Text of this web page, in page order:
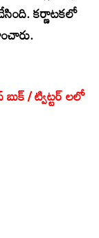
కర్ణాటకలో
/ ట్విట్టర్ లలో